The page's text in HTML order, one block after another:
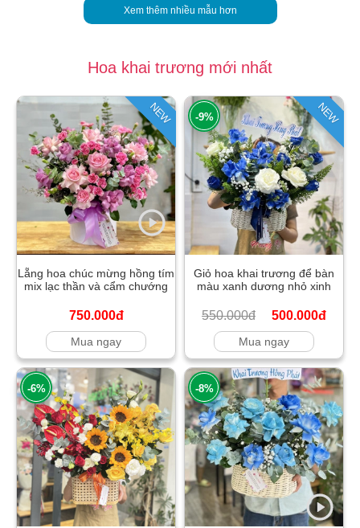
Xem thêm nhiều mẫu hơn
Hoa khai trương mới nhất
NEW
Lẵng hoa chúc mừng hồng tím
mix lạc thần và cẩm chướng
750.000đ
Mua ngay
NEW
-9%
Giỏ hoa khai trương để bàn
màu xanh dương nhỏ xinh
550.000đ 500.000đ
Mua ngay
-6% -8%